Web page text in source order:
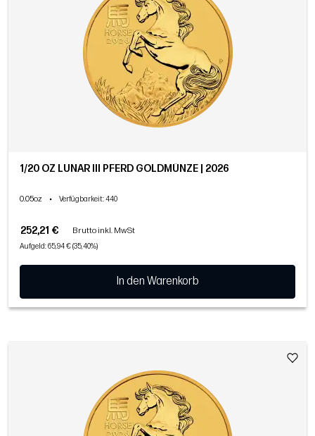
1/20 OZ LUNAR III PFERD GOLDMÜNZE | 2026
0.05oz • Verfügbarkeit: 440
252,21 € Brutto inkl. MwSt
Aufgeld: 65,94 € (35,40%)
In den Warenkorb